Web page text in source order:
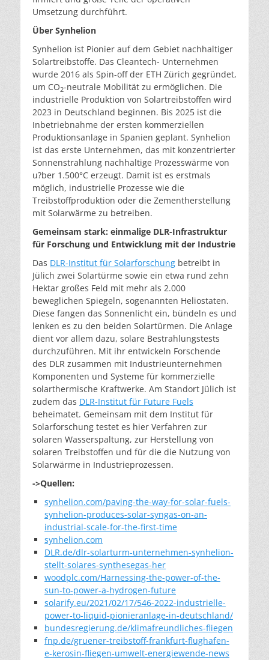
Umsetzung durchführt.
Über Synhelion
Synhelion ist Pionier auf dem Gebiet nachhaltiger
Solartreibstoffe. Das Cleantech- Unternehmen
wurde 2016 als Spin-off der ETH Zürich gegründet,
um CO2-neutrale Mobilität zu ermöglichen. Die
industrielle Produktion von Solartreibstoffen wird
2023 in Deutschland beginnen. Bis 2025 ist die
Inbetriebnahme der ersten kommerziellen
Produktionsanlage in Spanien geplant. Synhelion
ist das erste Unternehmen, das mit konzentrierter
Sonnenstrahlung nachhaltige Prozesswärme von
u?ber 1.500°C erzeugt. Damit ist es erstmals
möglich, industrielle Prozesse wie die
Treibstoffproduktion oder die Zementherstellung
mit Solarwärme zu betreiben.
Gemeinsam stark: einmalige DLR-Infrastruktur
für Forschung und Entwicklung mit der Industrie
Das DLR-Institut für Solarforschung betreibt in
Jülich zwei Solartürme sowie ein etwa rund zehn
Hektar großes Feld mit mehr als 2.000
beweglichen Spiegeln, sogenannten Heliostaten.
Diese fangen das Sonnenlicht ein, bündeln es und
lenken es zu den beiden Solartürmen. Die Anlage
dient vor allem dazu, solare Bestrahlungstests
durchzuführen. Mit ihr entwickeln Forschende
des DLR zusammen mit Industrieunternehmen
Komponenten und Systeme für kommerzielle
solarthermische Kraftwerke. Am Standort Jülich ist
zudem das DLR-Institut für Future Fuels
beheimatet. Gemeinsam mit dem Institut für
Solarforschung testet es hier Verfahren zur
solaren Wasserspaltung, zur Herstellung von
solaren Treibstoffen und für die die Nutzung von
Solarwärme in Industrieprozessen.
->Quellen:
synhelion.com/paving-the-way-for-solar-fuels-
synhelion-produces-solar-syngas-on-an-
industrial-scale-for-the-first-time
synhelion.com
DLR.de/dlr-solarturm-unternehmen-synhelion-
stellt-solares-synthesegas-her
woodplc.com/Harnessing-the-power-of-the-
sun-to-power-a-hydrogen-future
solarify.eu/2021/02/17/546-2022-industrielle-
power-to-liquid-pionieranlage-in-deutschland/
bundesregierung.de/klimafreundliches-fliegen
fnp.de/gruener-treibstoff-frankfurt-flughafen-
e-kerosin-fliegen-umwelt-energiewende-news